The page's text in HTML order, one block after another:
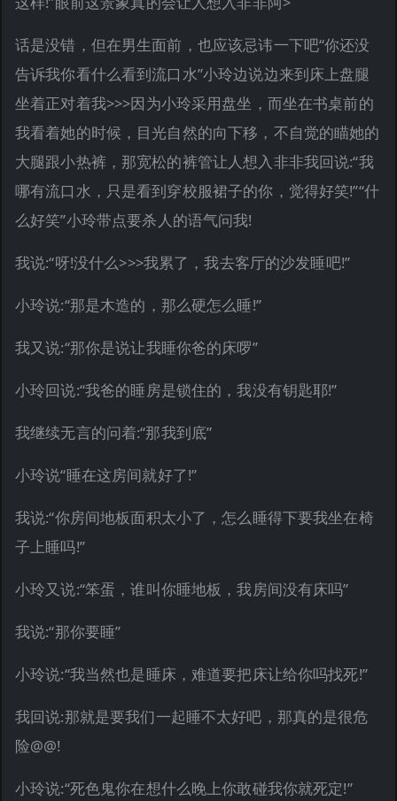
话是没错，但在男生面前，也应该忌讳一下吧“你还没
告诉我你看什么看到流口水”小玲边说边来到床上盘腿
坐着正对着我>>>因为小玲采用盘坐，而坐在书桌前的
我看着她的时候，目光自然的向下移，不自觉的瞄她的
大腿跟小热裤，那宽松的裤管让人想入非非我回说:“我
哪有流口水，只是看到穿校服裙子的你，觉得好笑!”“什
么好笑”小玲带点要杀人的语气问我!
我说:“呀!没什么>>>我累了，我去客厅的沙发睡吧!”
小玲说:“那是木造的，那么硬怎么睡!”
我又说:“那你是说让我睡你爸的床啰”
小玲回说:“我爸的睡房是锁住的，我没有钥匙耶!”
我继续无言的问着:“那我到底”
小玲说“睡在这房间就好了!”
我说:“你房间地板面积太小了，怎么睡得下要我坐在椅
子上睡吗!”
小玲又说:“笨蛋，谁叫你睡地板，我房间没有床吗”
我说:“那你要睡”
小玲说:“我当然也是睡床，难道要把床让给你吗找死!”
我回说:那就是要我们一起睡不太好吧，那真的是很危
险@@!
小玲说:“死色鬼你在想什么晚上你敢碰我你就死定!”